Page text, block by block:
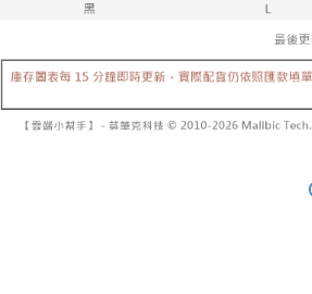
【注意事項】
１．透過由恩沛科技股份有限公司提供之「
易，需依本服務之必要範圍內提供個人資料，並
權轉讓予恩沛科技股份有限公司。
３．未成年的使用者請事先徵得法定代理人或監
４．使用「AFTEE先享後付」時，將依據個別帳
５．嚴禁一人註冊多個帳號或使用他人資訊註冊
7-11取貨付款
每筆NT$60，滿NT$1,800(含以上)免運費
付款後7-11取貨
每筆NT$60，滿NT$1,600(含以上)免運費